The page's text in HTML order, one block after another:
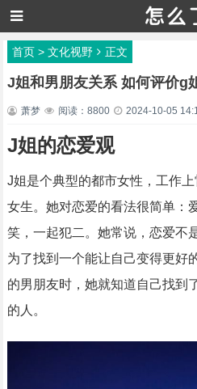
首页> 文化视野 正文
J姐和男朋友关系 如何评价g
萧梦 阅读：8800 2024-10-05
J姐的恋爱观
J姐是个典型的都市女性，工作
女生。她对恋爱的看法很简单：
笑，一起犯二。她常说，恋爱不
为了找到一个能让自己变得更好
的男朋友时，她就知道自己找到
的人。